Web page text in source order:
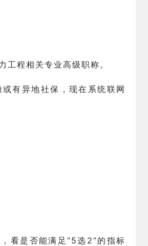
程相关专业高级职称。
有异地社保，现在系统联网
看是否能满足“5选2”的指标